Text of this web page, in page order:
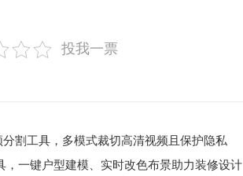
投我一票
割工具，多模式裁切高清视频且保护隐私
一键户型建模、实时改色布景助力装修设计